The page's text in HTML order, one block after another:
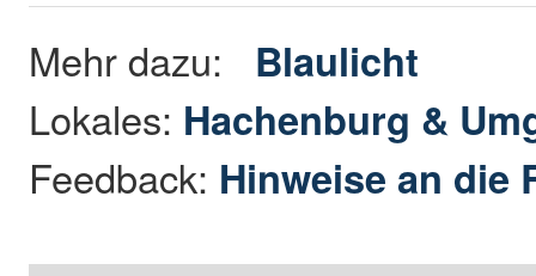
Mehr dazu: Blaulicht
Lokales: Hachenburg &
Feedback: Hinweise an die